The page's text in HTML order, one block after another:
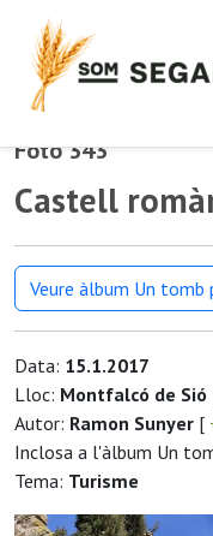
Foto 343
Castell
Veure àlbum Un tomb
Data: 15.1.2017
Lloc: Montfalcó de Sió
Autor: Ramon Sunyer [
Inclosa a l'àlbum Un
Tema: Turisme